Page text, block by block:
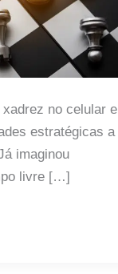
no celular e
estratégicas a
imaginou
livre […]